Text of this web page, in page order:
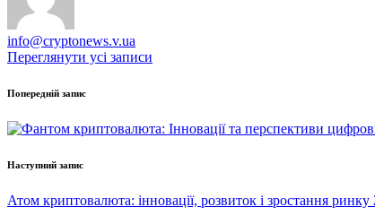
info@cryptonews.v.ua
Переглянути усі записи
Навігація
по
Попередній запис
Наступний запис
Атом криптовалюта: інновації, розвиток і зростання ринку